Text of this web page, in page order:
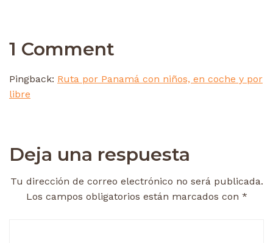
1 Comment
Pingback: Ruta por Panamá con niños, en coche y por
libre
Deja una respuesta
Tu dirección de correo electrónico no será publicada.
Los campos obligatorios están marcados con *